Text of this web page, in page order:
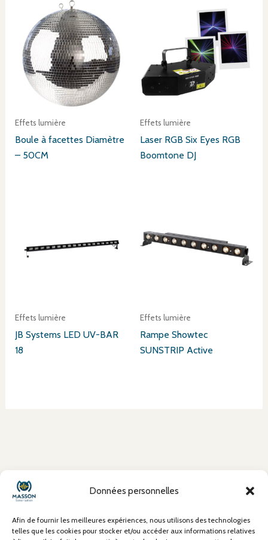
Données personnelles
Afin de fournir les meilleures expériences, nous utilisons des technologies
telles que les cookies pour stocker et/ou accéder aux informations relatives
Effets lumière
Boule à facettes Diamètre
– 50CM
Effets lumière
Laser RGB Six Eyes RGB
Boomtone DJ
Effets lumière
JB Systems LED UV-BAR
18
Effets lumière
Rampe Showtec
SUNSTRIP Active
Mentions Légales
Politique de confidentialité